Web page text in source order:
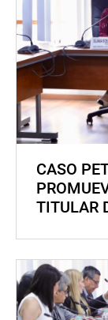
CASO
TITULAR